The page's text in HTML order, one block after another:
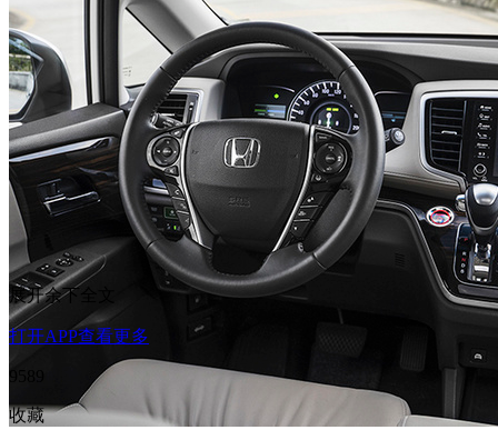
展开余下全文
打开APP查看更多
收藏